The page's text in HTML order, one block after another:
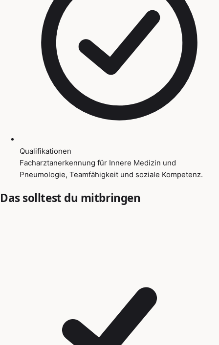
Qualifikationen
Facharztanerkennung für Innere Medizin und
Pneumologie, Teamfähigkeit und soziale Kompetenz.
Das solltest du mitbringen